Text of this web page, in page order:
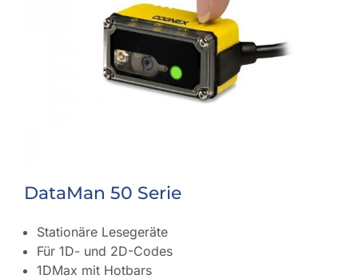
DataMan 50 Serie
Stationäre Lesegeräte
Für 1D- und 2D-Codes
1DMax mit Hotbars